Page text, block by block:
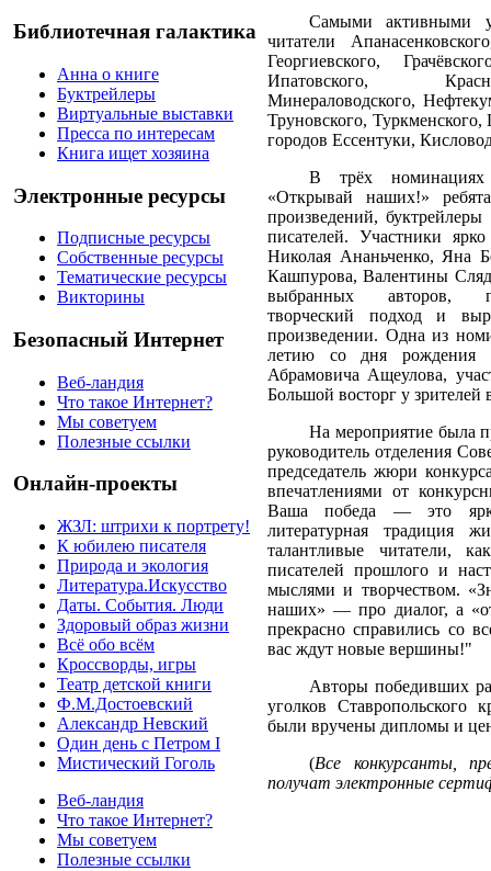
Библиотечная галактика
Анна о книге
Буктрейлеры
Виртуальные выставки
Пресса по интересам
Книга ищет хозяина
Электронные ресурсы
Подписные ресурсы
Собственные ресурсы
Тематические ресурсы
Викторины
Безопасный Интернет
Веб-ландия
Что такое Интернет?
Мы советуем
Полезные ссылки
Онлайн-проекты
ЖЗЛ: штрихи к портрету!
К юбилею писателя
Природа и экология
Литература.Искусство
Даты. События. Люди
Здоровый образ жизни
Всё обо всём
Кроссворды, игры
Театр детской книги
Ф.М.Достоевский
Александр Невский
Один день с Петром I
Мистический Гоголь
Веб-ландия
Что такое Интернет?
Мы советуем
Полезные ссылки
Самыми активными
читатели
Георгиевского,
Ипатовского,
Минераловодского,
Труновского,
городов Ессентуки,
В трёх
«Открывай наших!»
произведений,
писателей. Участники
Николая Ананьченко, Яна
Кашпурова, Валентины
выбранных авторов,
творческий подход и
произведении. Одна из
летию со дня рождения
Абрамовича Ащеулова,
Большой восторг у зрителей
На мероприятие была
руководитель отделения
председатель жюри
впечатлениями от
Ваша победа — это
литературная традиция
талантливые читатели,
писателей прошлого и
мыслями и творчеством.
наших» — про диалог, а
прекрасно справились со
вас ждут новые вершины!"
Авторы победивших
уголков Ставропольского
были вручены дипломы и
(Все конкурсанты,
получат электронные